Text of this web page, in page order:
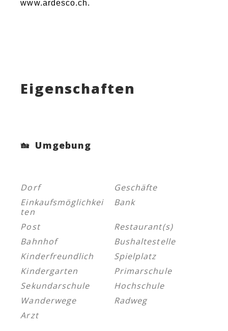
www.ardesco.ch.
Eigenschaften
Umgebung
Dorf
Geschäfte
Einkaufsmöglichkei
ten
Bank
Post
Restaurant(s)
Bahnhof
Bushaltestelle
Kinderfreundlich
Spielplatz
Kindergarten
Primarschule
Sekundarschule
Hochschule
Wanderwege
Radweg
Arzt